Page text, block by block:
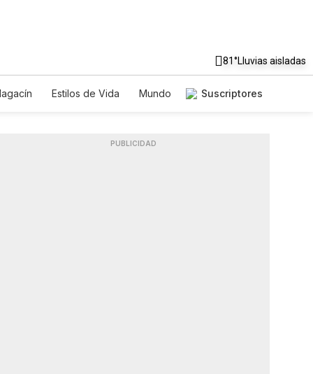
81°Lluvias aisladas
Estilos de Vida
Mundo
Suscriptores
PUBLICIDAD